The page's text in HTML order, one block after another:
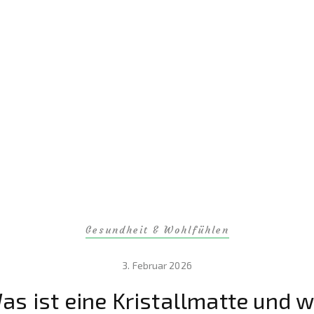
Gesundheit & Wohlfühlen
3. Februar 2026
ist eine Kristallmatte und